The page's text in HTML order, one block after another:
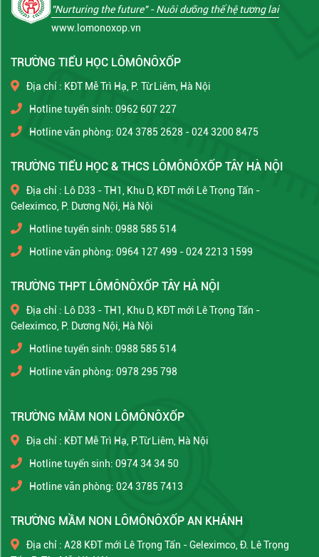
"Nurturing the future"- Nuôi dưỡng thế hệ tương lai
www.lomonoxop.vn
TRƯỜNG TIỂU HỌC LÔMÔNÔXỐP
Địa chỉ : KĐT Mễ Trì Hạ, P. Từ Liêm, Hà Nội
Hotline tuyển sinh: 0962 607 227
Hotline văn phòng: 024 3785 2628 - 024 3200 8475
TRƯỜNG TIỂU HỌC & THCS LÔMÔNÔXỐP TÂY HÀ NỘI
Địa chỉ : Lô D33 - TH1, Khu D, KĐT mới Lê Trọng Tấn -
Geleximco, P. Dương Nội, Hà Nội
Hotline tuyển sinh: 0988 585 514
Hotline văn phòng: 0964 127 499 - 024 2213 1599
TRƯỜNG THPT LÔMÔNÔXỐP TÂY HÀ NỘI
Địa chỉ : Lô D33 - TH1, Khu D, KĐT mới Lê Trọng Tấn -
Geleximco, P. Dương Nội, Hà Nội
Hotline tuyển sinh: 0988 585 514
Hotline văn phòng: 0978 295 798
TRƯỜNG MẦM NON LÔMÔNÔXỐP
Địa chỉ : KĐT Mễ Trì Hạ, P.Từ Liêm, Hà Nội
Hotline tuyển sinh: 0974 34 34 50
Hotline văn phòng: 024 3785 7413
TRƯỜNG MẦM NON LÔMÔNÔXỐP AN KHÁNH
Địa chỉ : A28 KĐT mới Lê Trọng Tấn - Geleximco, Đ. Lê Trọng